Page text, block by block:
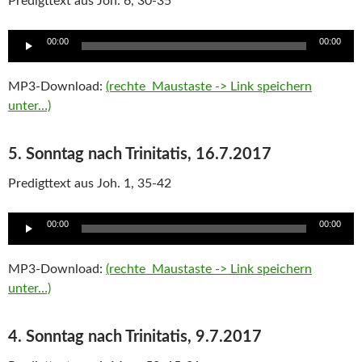
00:00 00:00
MP3-Download: (rechte Maustaste -> Link speichern
unter…)
5. Sonntag nach Trinitatis, 16.7.2017
Predigttext aus Joh. 1, 35-42
00:00 00:00
MP3-Download: (rechte Maustaste -> Link speichern
unter…)
4. Sonntag nach Trinitatis, 9.7.2017